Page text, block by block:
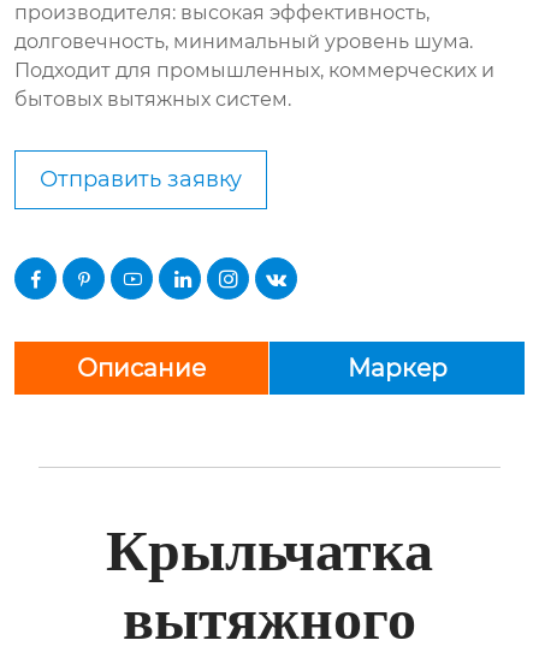
производителя: высокая эффективность,
долговечность, минимальный уровень шума.
Подходит для промышленных, коммерческих и
бытовых вытяжных систем.
Отправить заявку
     
Описание Маркер
Крыльчатка
вытяжного